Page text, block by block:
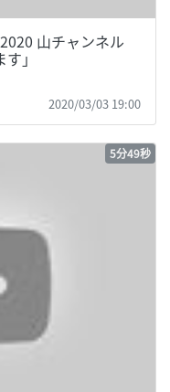
山チャンネル
」
2020/03/03 19:00
5分49秒